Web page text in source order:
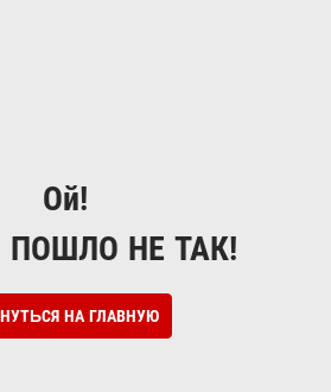
Ой!
ПОШЛО НЕ ТАК!
НА ГЛАВНУЮ